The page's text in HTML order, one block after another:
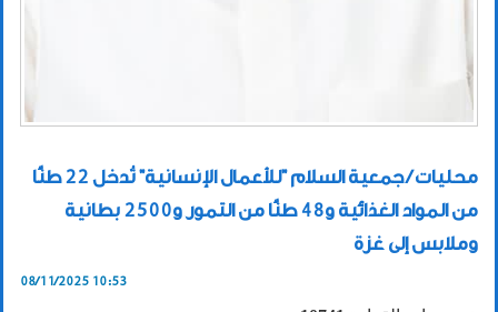
محليات / جمعية السلام "للأعمال الإنسانية" تُدخل 22 طنًّا
من المواد الغذائية و48 طنًّا من التمور و2500 بطانية
وملابس إلى غزة
08/11/2025 10:53